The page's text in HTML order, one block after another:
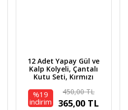
12 Adet Yapay Gül ve
Kalp Kolyeli, Çantalı
Kutu Seti, Kırmızı
%19
indirim
450,00 TL
365,00 TL